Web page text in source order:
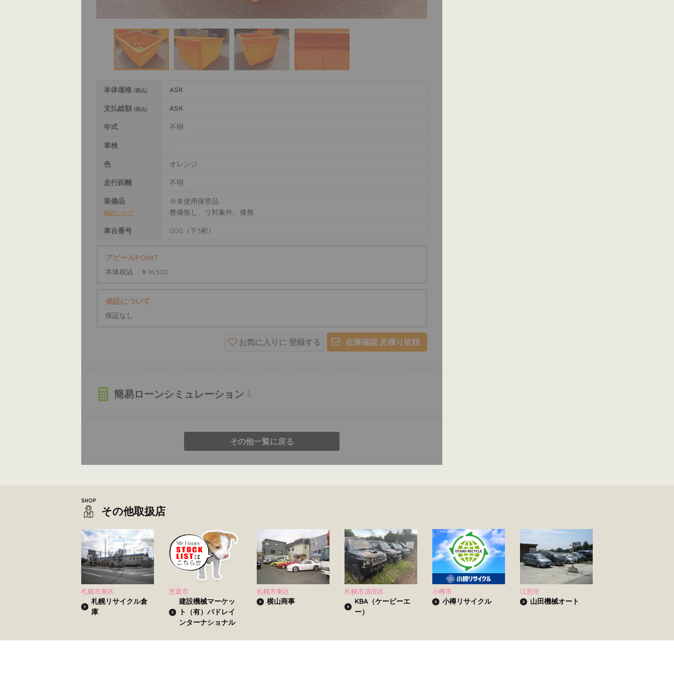
本体価格 (税込) ASK
支払総額 (税込) ASK
年式 不明
車検 -
色 オレンジ
走行距離 不明
装備品
略語について
※未使用保管品
整備無し、リ対象外、修無
車台番号 000（下3桁）
アピールPOINT
本体税込 ￥16,500
保証について
保証なし
在庫確認 見積り依頼
お気に入りに 登録する
簡易ローンシミュレーション
その他一覧に戻る
その他取扱店
札幌市東区
札幌リサイクル倉
庫
恵庭市
建設機械マーケッ
ト（有）パドレイ
ンターナショナル
札幌市東区
横山商事
札幌市清田区
KBA（ケービーエ
ー）
小樽市
小樽リサイクル
江別市
山田機械オート